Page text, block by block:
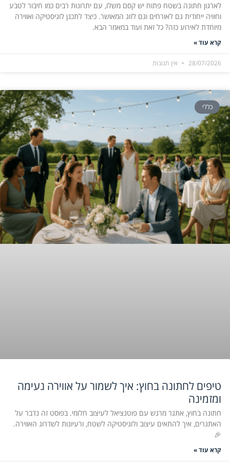
לארגון חתונה בשטח פתוח יש קסם משלו, עם יתרונות רבים כמו חיבור לטבע
וחוויה ייחודית גם לאורחים וגם לזוג המאושר. כיצד לתכנן לוגיסטיקה ואווירה
מיוחדת לאירוע כזה? כל זאת ועוד במאמר הבא.
קרא עוד »
28/07/2026 אין תגובות
כללי
טיפים לחתונה בחוץ: איך לשמור על אווירה נעימה
ומזמינה
חתונה בחוץ, אתגר מרגש עם פוטנציאל לעיצוב חלומי. בפוסט זה נדבר על
האתגרים, איך להתאים עיצוב ולוגיסטיקה לשטח, ורעיונות לשדרוג האווירה.
🎉
קרא עוד »